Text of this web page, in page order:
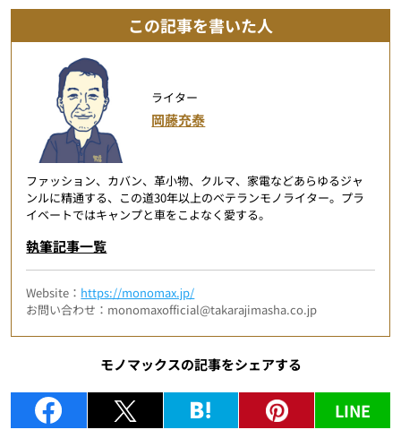
この記事を書いた人
ライター
岡藤充泰
ファッション、カバン、革小物、クルマ、家電などあらゆるジャ
ンルに精通する、この道30年以上のベテランモノライター。プラ
イベートではキャンプと車をこよなく愛する。
執筆記事一覧
Website： https://monomax.jp/
お問い合わせ：monomaxofficial@takarajimasha.co.jp
モノマックスの記事をシェアする
LINE